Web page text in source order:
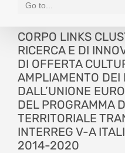
Go to...
CORPO LINKS
RICERCA E DI
DI OFFERTA
AMPLIAMENTO DEI
DALL’UNIONE
DEL PROGRAMMA
TERRITORIALE
INTERREG V-A
2014-2020